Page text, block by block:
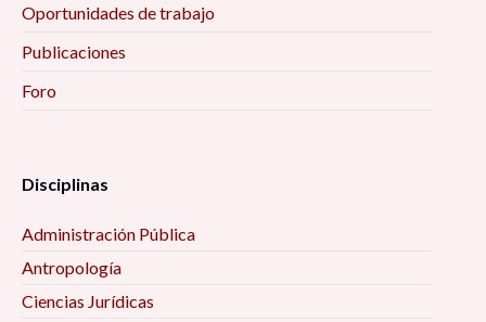
Oportunidades de trabajo
Publicaciones
Foro
Disciplinas
Administración Pública
Antropología
Ciencias Jurídicas